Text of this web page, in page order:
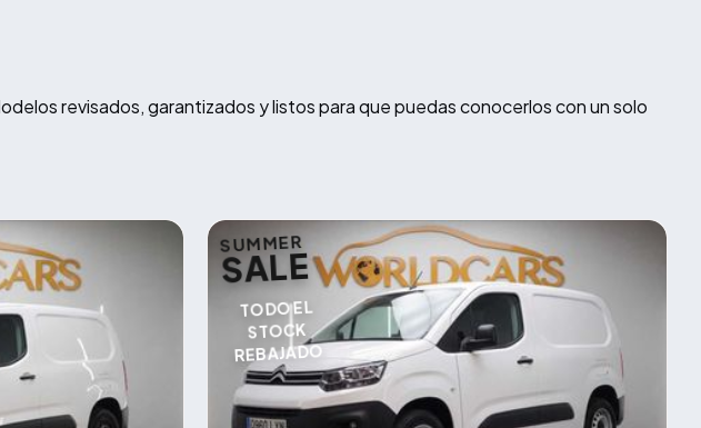
revisados, garantizados y listos para que puedas conocerlos con un solo
SUMMER
SALE
TODO EL
STOCK
REBAJADO